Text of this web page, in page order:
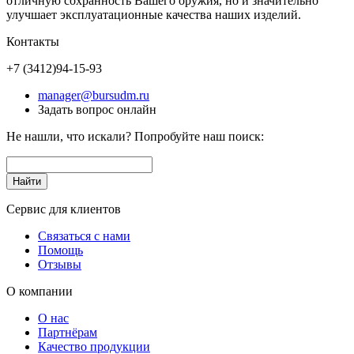
улучшает эксплуатационные качества наших изделий.
Контакты
+7 (3412)94-15-93
manager@bursudm.ru
Задать вопрос онлайн
Не нашли, что искали? Попробуйте наш поиск:
Сервис для клиентов
Связаться с нами
Помощь
Отзывы
О компании
О нас
Партнёрам
Качество продукции